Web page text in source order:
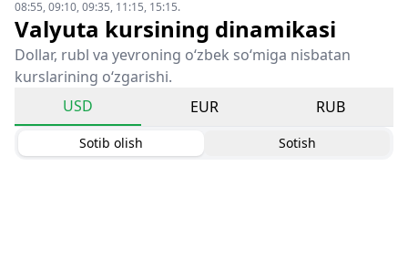
08:55, 09:10, 09:35, 11:15, 15:15.
Valyuta kursining dinamikasi
Dollar, rubl va yevroning o‘zbek so‘miga nisbatan
kurslarining o‘zgarishi.
USD
EUR RUB
Sotib olish Sotish